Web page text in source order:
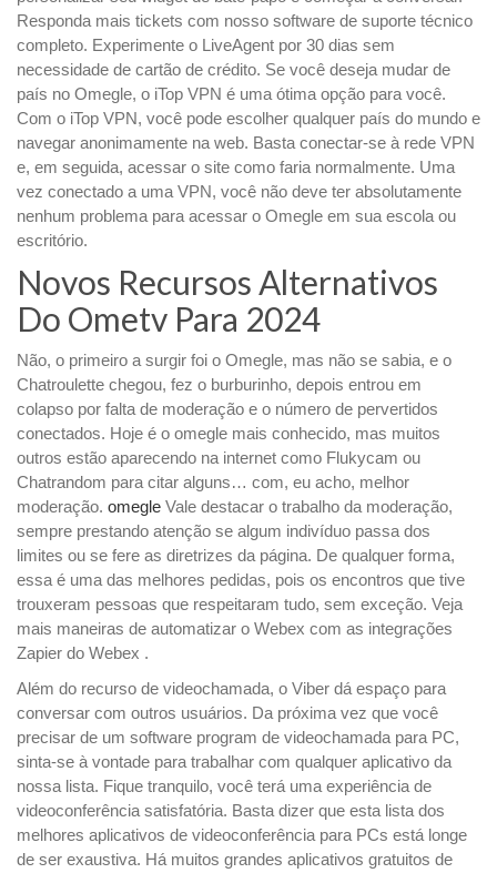
Responda mais tickets com nosso software de suporte técnico
completo. Experimente o LiveAgent por 30 dias sem
necessidade de cartão de crédito. Se você deseja mudar de
país no Omegle, o iTop VPN é uma ótima opção para você.
Com o iTop VPN, você pode escolher qualquer país do mundo e
navegar anonimamente na web. Basta conectar-se à rede VPN
e, em seguida, acessar o site como faria normalmente. Uma
vez conectado a uma VPN, você não deve ter absolutamente
nenhum problema para acessar o Omegle em sua escola ou
escritório.
Novos Recursos Alternativos
Do Ometv Para 2024
Não, o primeiro a surgir foi o Omegle, mas não se sabia, e o
Chatroulette chegou, fez o burburinho, depois entrou em
colapso por falta de moderação e o número de pervertidos
conectados. Hoje é o omegle mais conhecido, mas muitos
outros estão aparecendo na internet como Flukycam ou
Chatrandom para citar alguns… com, eu acho, melhor
moderação. omegle Vale destacar o trabalho da moderação,
sempre prestando atenção se algum indivíduo passa dos
limites ou se fere as diretrizes da página. De qualquer forma,
essa é uma das melhores pedidas, pois os encontros que tive
trouxeram pessoas que respeitaram tudo, sem exceção. Veja
mais maneiras de automatizar o Webex com as integrações
Zapier do Webex .
Além do recurso de videochamada, o Viber dá espaço para
conversar com outros usuários. Da próxima vez que você
precisar de um software program de videochamada para PC,
sinta-se à vontade para trabalhar com qualquer aplicativo da
nossa lista. Fique tranquilo, você terá uma experiência de
videoconferência satisfatória. Basta dizer que esta lista dos
melhores aplicativos de videoconferência para PCs está longe
de ser exaustiva. Há muitos grandes aplicativos gratuitos de